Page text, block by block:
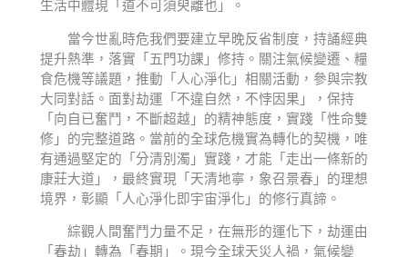
生活中體現「道不可須臾離也」。
當今世亂時危我們要建立早晚反省制度，持誦經典
提升熱準，落實「五門功課」修持。關注氣候變遷、糧
食危機等議題，推動「人心淨化」相關活動，參與宗教
大同對話。面對劫運「不違自然，不悖因果」，保持
「向自已奮鬥，不斷超越」的精神態度，實踐「性命雙
修」的完整道路。當前的全球危機實為轉化的契機，唯
有通過堅定的「分清別濁」實踐，才能「走出一條新的
康莊大道」，最終實現「天清地寧，象召景春」的理想
境界，彰顯「人心淨化即宇宙淨化」的修行真諦。
綜觀人間奮鬥力量不足，在無形的運化下，劫運由
「春劫」轉為「春期」。現今全球天災人禍，氣候變